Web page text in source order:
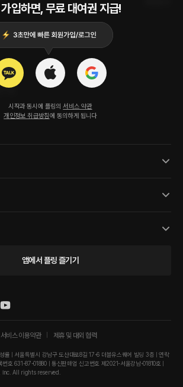
입하면, 무료 대여권 지급!
시작과 동시에 플링의 서비스 약관
개인정보 취급방침에 동의하게 됩니다
앱에서 플링 즐기기
비스 이용약관 제휴 및 대외 협력
률 | 서울특별시 강남구 도산대로8길 17-6 더블유스퀘어 빌딩 3층 | 연락
호 631-87-01880 | 통신판매업 신고번호 제2021-서울강남-01810호 |
All rights reserved.